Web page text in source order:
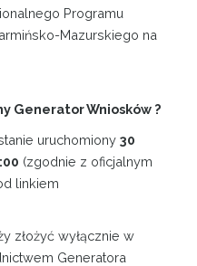
Programu
Mazurskiego na
Generator Wniosków ?
uruchomiony30
(zgodnie z oficjalnym
linkiem
złożyć wyłącznie w
Generatora